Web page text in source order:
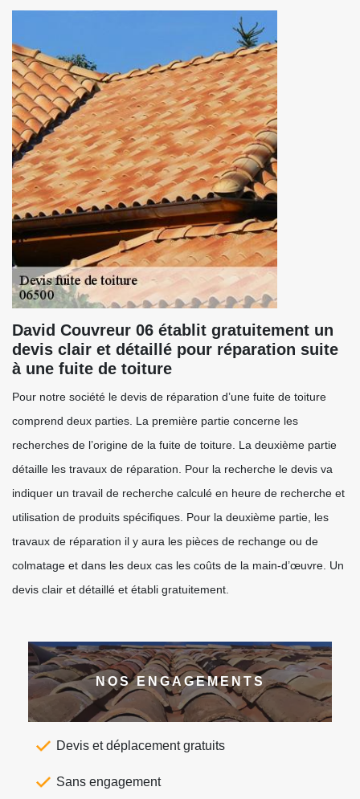
David Couvreur 06 établit gratuitement un
devis clair et détaillé pour réparation suite
à une fuite de toiture
Pour notre société le devis de réparation d’une fuite de toiture
comprend deux parties. La première partie concerne les
recherches de l’origine de la fuite de toiture. La deuxième partie
détaille les travaux de réparation. Pour la recherche le devis va
indiquer un travail de recherche calculé en heure de recherche et
utilisation de produits spécifiques. Pour la deuxième partie, les
travaux de réparation il y aura les pièces de rechange ou de
colmatage et dans les deux cas les coûts de la main-d’œuvre. Un
devis clair et détaillé et établi gratuitement.
NOS ENGAGEMENTS
Devis et déplacement gratuits
Sans engagement